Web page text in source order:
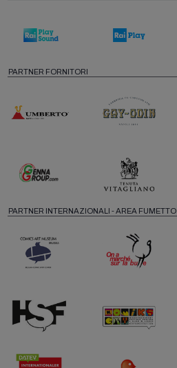
PARTNER FORNITORI
PARTNER INTERNAZIONALI - AREA FUMETTO